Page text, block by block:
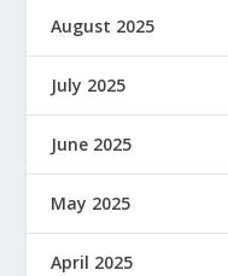
August 2025
July 2025
June 2025
May 2025
April 2025